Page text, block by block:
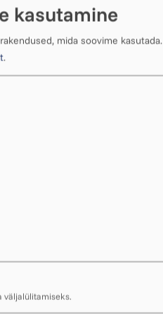
Ukuarus
Maribel & the
ja Puuluubi
kasutamine
mida soovime kasutada.
.
väljalülitamiseks.